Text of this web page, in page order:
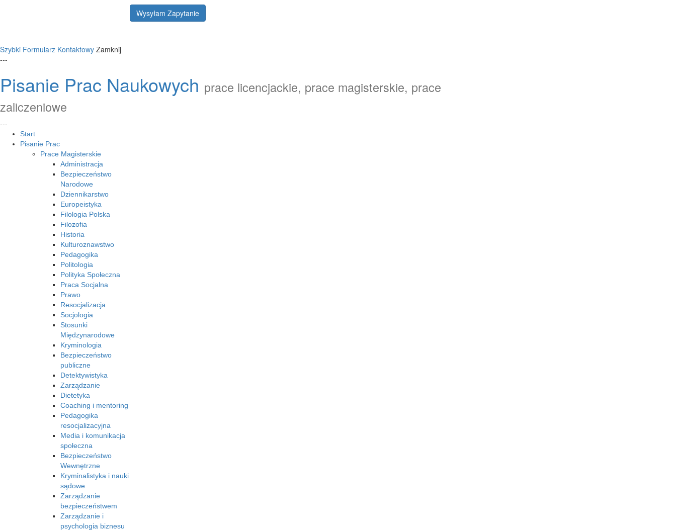
Wysyłam Zapytanie
Szybki Formularz Kontaktowy Zamknij
---
Pisanie Prac Naukowych prace licencjackie, prace magisterskie, prace
zaliczeniowe
---
Start
Pisanie Prac
Prace Magisterskie
Administracja
Bezpieczeństwo
Narodowe
Dziennikarstwo
Europeistyka
Filologia Polska
Filozofia
Historia
Kulturoznawstwo
Pedagogika
Politologia
Polityka Społeczna
Praca Socjalna
Prawo
Resocjalizacja
Socjologia
Stosunki
Międzynarodowe
Kryminologia
Bezpieczeństwo
publiczne
Detektywistyka
Zarządzanie
Dietetyka
Coaching i mentoring
Pedagogika
resocjalizacyjna
Media i komunikacja
społeczna
Bezpieczeństwo
Wewnętrzne
Kryminalistyka i nauki
sądowe
Zarządzanie
bezpieczeństwem
Zarządzanie i
psychologia biznesu